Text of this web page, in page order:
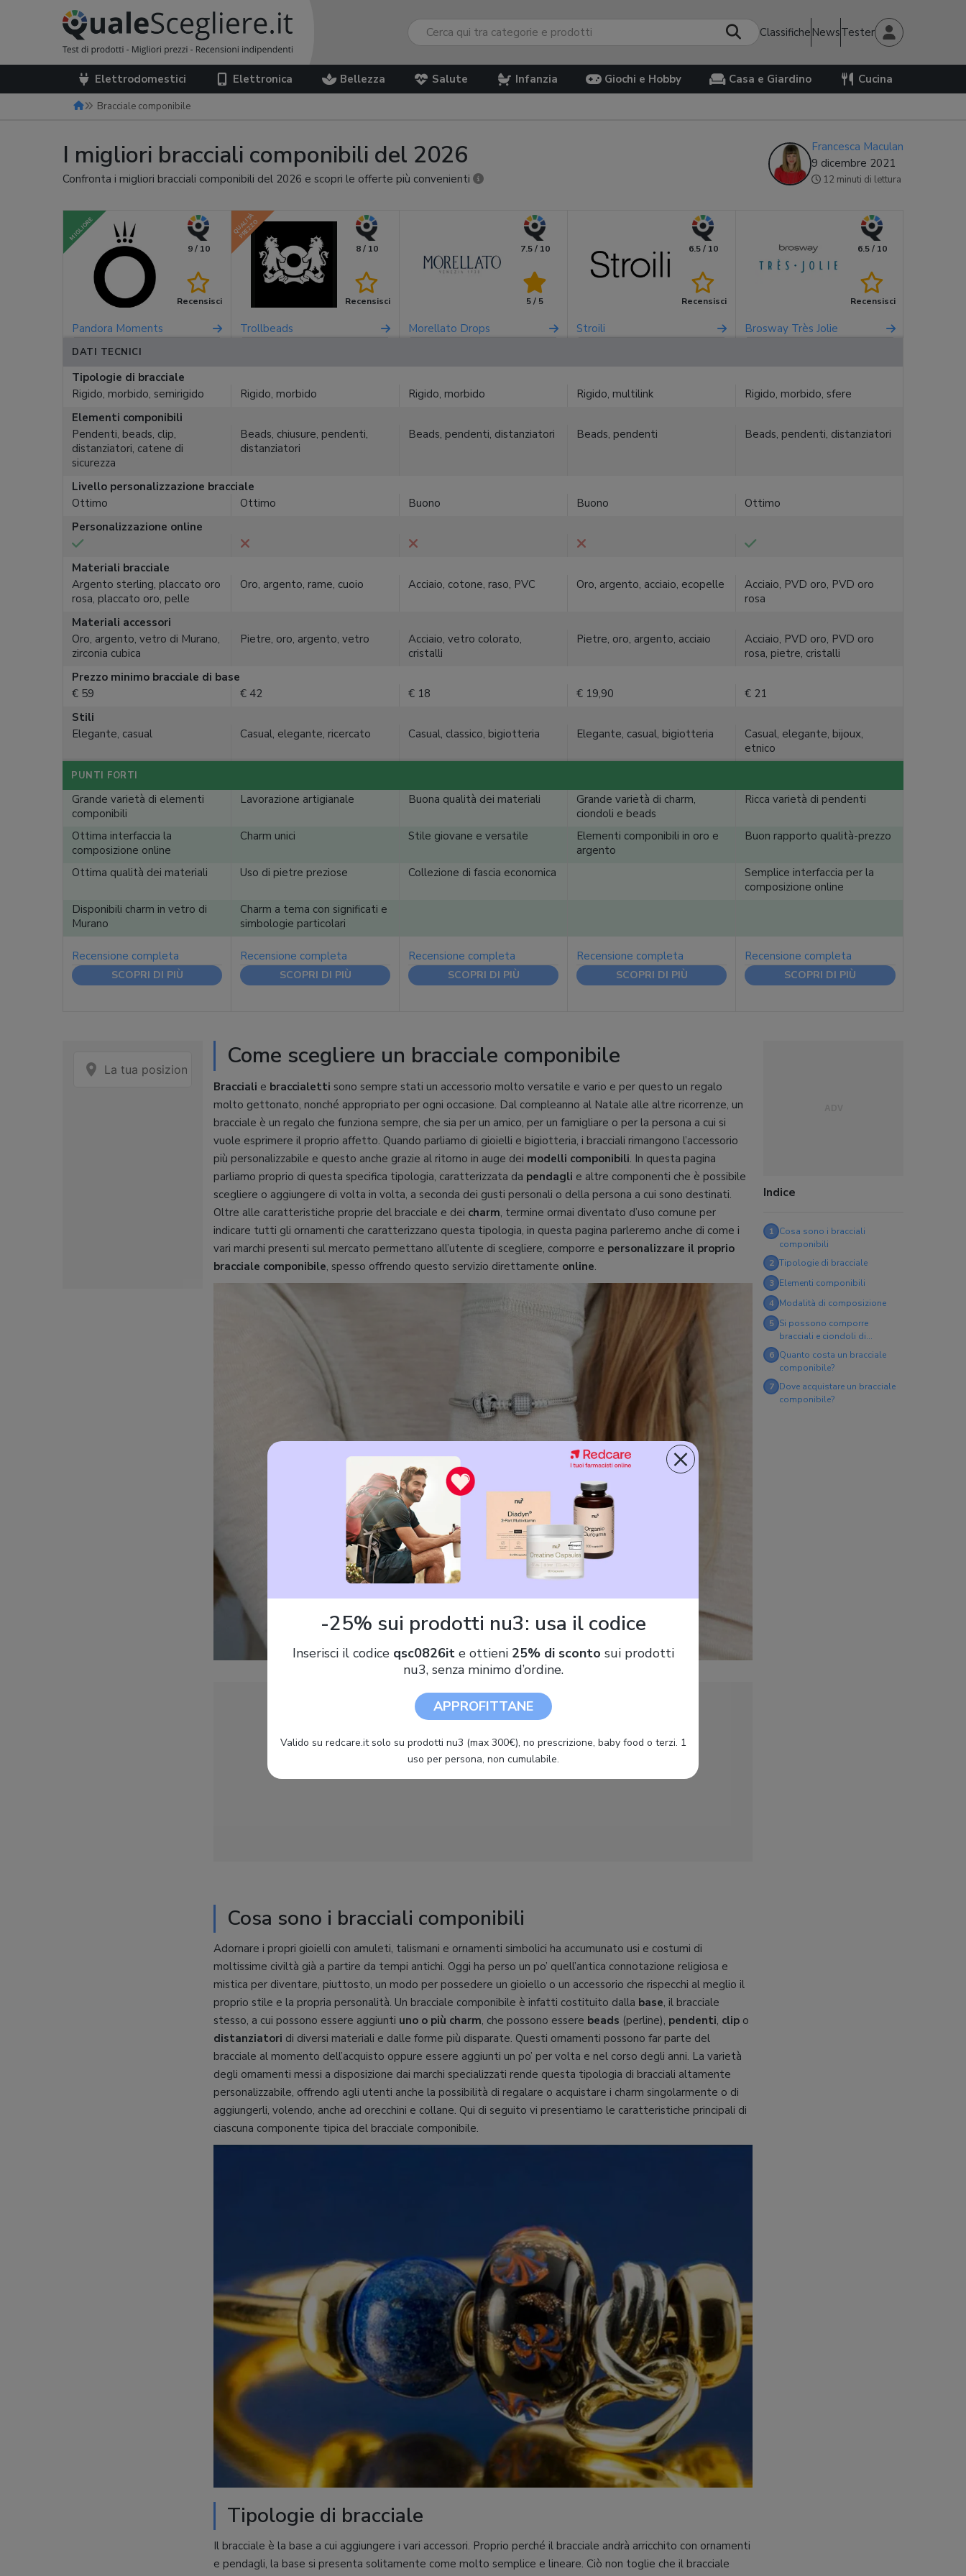
Classifiche NewsTester
Elettrodomestici Elettronica Bellezza Salute Infanzia Giochi e Hobby Casa e Giardino Cucina
Bracciale componibile
I migliori bracciali componibili del 2026
Confronta i migliori bracciali componibili del 2026 e scopri le offerte più convenienti
Francesca Maculan
9 dicembre 2021
12 minuti di lettura
MIGLIORE
9 / 10
Recensisci
QUALITÀ
PREZZO
8 / 10
Recensisci
7.5 / 10
5 / 5
6.5 / 10
Recensisci
6.5 / 10
Recensisci
Pandora Moments Trollbeads Morellato Drops Stroili Brosway Très Jolie
DATI TECNICI
Tipologie di bracciale
Rigido, morbido, semirigido
Rigido, morbido Rigido, morbido Rigido, multilink
Rigido, morbido, sfere
Elementi componibili
Pendenti, beads, clip,
distanziatori, catene di
sicurezza
Beads, chiusure, pendenti,
distanziatori
Beads, pendenti, distanziatori Beads, pendenti Beads, pendenti, distanziatori
Livello personalizzazione bracciale
Ottimo
Ottimo Buono Buono
Ottimo
Personalizzazione online
Materiali bracciale
Argento sterling, placcato oro
rosa, placcato oro, pelle
Oro, argento, rame, cuoio Acciaio, cotone, raso, PVC Oro, argento, acciaio, ecopelle
Acciaio, PVD oro, PVD oro
rosa
Materiali accessori
Oro, argento, vetro di Murano,
zirconia cubica
Pietre, oro, argento, vetro
Acciaio, vetro colorato,
cristalli
Pietre, oro, argento, acciaio
Acciaio, PVD oro, PVD oro
rosa, pietre, cristalli
Prezzo minimo bracciale di base
€ 59
€ 42 € 18 € 19,90
€ 21
Stili
Elegante, casual
Casual, elegante, ricercato Casual, classico, bigiotteria Elegante, casual, bigiotteria
Casual, elegante, bijoux,
etnico
PUNTI FORTI
Grande varietà di elementi
componibili
Lavorazione artigianale Buona qualità dei materiali
Grande varietà di charm,
ciondoli e beads
Ricca varietà di pendenti
Ottima interfaccia la
composizione online
Charm unici Stile giovane e versatile
Elementi componibili in oro e
argento
Buon rapporto qualità-prezzo
Ottima qualità dei materiali Uso di pietre preziose Collezione di fascia economica
Semplice interfaccia per la
composizione online
Disponibili charm in vetro di
Murano
Charm a tema con significati e
simbologie particolari
Recensione completa
SCOPRI DI PIÙ
Recensione completa
SCOPRI DI PIÙ
Recensione completa
SCOPRI DI PIÙ
Recensione completa
SCOPRI DI PIÙ
Recensione completa
SCOPRI DI PIÙ
Indice
1 Cosa sono i bracciali
componibili
2 Tipologie di bracciale
3 Elementi componibili
4 Modalità di composizione
5 Si possono comporre
bracciali e ciondoli di
marche diverse?
6 Quanto costa un bracciale
componibile?
7 Dove acquistare un bracciale
componibile?
Come scegliere un bracciale componibile
Bracciali e braccialetti sono sempre stati un accessorio molto versatile e vario e per questo un regalo
molto gettonato, nonché appropriato per ogni occasione. Dal compleanno al Natale alle altre ricorrenze, un
bracciale è un regalo che funziona sempre, che sia per un amico, per un famigliare o per la persona a cui si
vuole esprimere il proprio affetto. Quando parliamo di gioielli e bigiotteria, i bracciali rimangono l’accessorio
più personalizzabile e questo anche grazie al ritorno in auge dei modelli componibili. In questa pagina
parliamo proprio di questa specifica tipologia, caratterizzata da pendagli e altre componenti che è possibile
scegliere o aggiungere di volta in volta, a seconda dei gusti personali o della persona a cui sono destinati.
Oltre alle caratteristiche proprie del bracciale e dei charm, termine ormai diventato d’uso comune per
indicare tutti gli ornamenti che caratterizzano questa tipologia, in questa pagina parleremo anche di come i
vari marchi presenti sul mercato permettano all’utente di scegliere, comporre e personalizzare il proprio
bracciale componibile, spesso offrendo questo servizio direttamente online.
Cosa sono i bracciali componibili
Adornare i propri gioielli con amuleti, talismani e ornamenti simbolici ha accumunato usi e costumi di
moltissime civiltà già a partire da tempi antichi. Oggi ha perso un po’ quell’antica connotazione religiosa e
mistica per diventare, piuttosto, un modo per possedere un gioiello o un accessorio che rispecchi al meglio il
proprio stile e la propria personalità. Un bracciale componibile è infatti costituito dalla base, il bracciale
stesso, a cui possono essere aggiunti uno o più charm, che possono essere beads (perline), pendenti, clip o
distanziatori di diversi materiali e dalle forme più disparate. Questi ornamenti possono far parte del
bracciale al momento dell’acquisto oppure essere aggiunti un po’ per volta e nel corso degli anni. La varietà
degli ornamenti messi a disposizione dai marchi specializzati rende questa tipologia di bracciali altamente
personalizzabile, offrendo agli utenti anche la possibilità di regalare o acquistare i charm singolarmente o di
aggiungerli, volendo, anche ad orecchini e collane. Qui di seguito vi presentiamo le caratteristiche principali di
ciascuna componente tipica del bracciale componibile.
Tipologie di bracciale
Il bracciale è la base a cui aggiungere i vari accessori. Proprio perché il bracciale andrà arricchito con ornamenti
e pendagli, la base si presenta solitamente come molto semplice e lineare. Ciò non toglie che il bracciale
×
-25% sui prodotti nu3: usa il codice
Inserisci il codice qsc0826ite ottieni 25% di sconto sui prodotti
nu3, senza minimo d’ordine.
APPROFITTANE
Valido su redcare.it solo su prodotti nu3 (max 300€), no prescrizione, baby food o terzi. 1
uso per persona, non cumulabile.